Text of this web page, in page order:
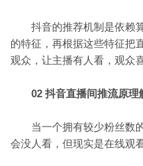
抖音的推荐机制是依赖算
的特征，再根据这些特征把
观众，让主播有人看，观众
02 抖音直播间推流原理
当一个拥有较少粉丝数的
会没人看，但现实是在线观